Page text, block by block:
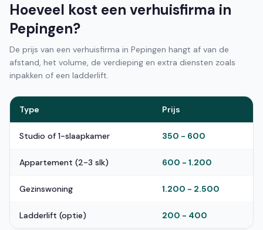
Hoeveel kost een verhuisfirma in
Pepingen?
De prijs van een verhuisfirma in Pepingen hangt af van de
afstand, het volume, de verdieping en extra diensten zoals
inpakken of een ladderlift.
Type Prijs
Studio of 1-slaapkamer 350 - 600
Appartement (2-3 slk) 600 - 1.200
Gezinswoning 1.200 - 2.500
Ladderlift (optie) 200 - 400